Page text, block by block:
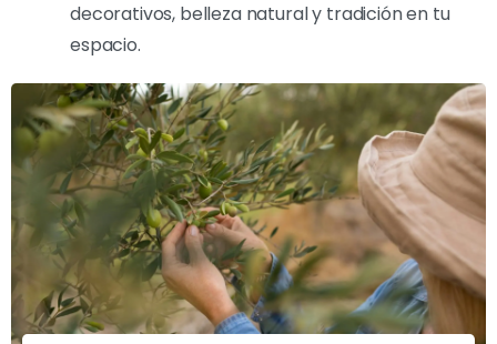
decorativos, belleza natural y tradición en tu
espacio.